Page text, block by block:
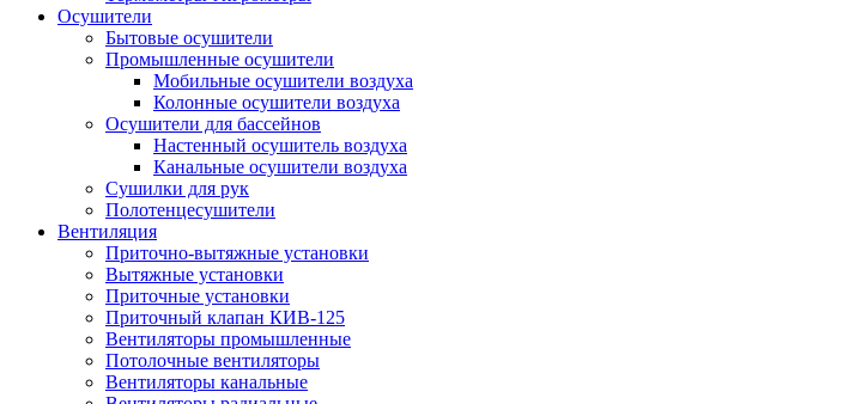
Осушители
Бытовые осушители
Промышленные осушители
Мобильные осушители воздуха
Колонные осушители воздуха
Осушители для бассейнов
Настенный осушитель воздуха
Канальные осушители воздуха
Сушилки для рук
Полотенцесушители
Вентиляция
Приточно-вытяжные установки
Вытяжные установки
Приточные установки
Приточный клапан КИВ-125
Вентиляторы промышленные
Потолочные вентиляторы
Вентиляторы канальные